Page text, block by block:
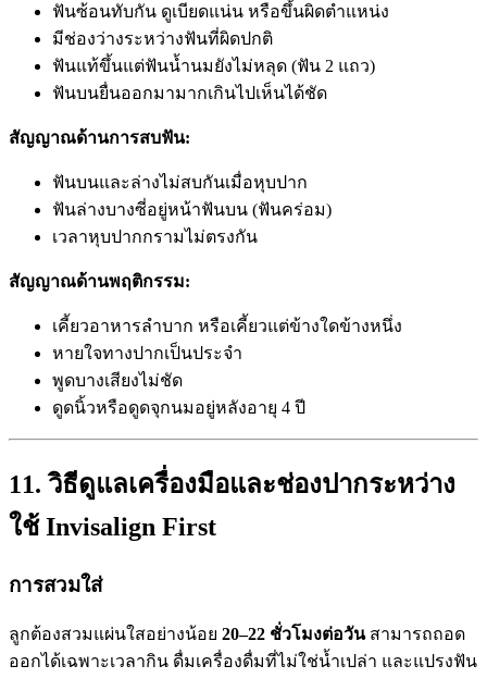
ฟันซ้อนทับกัน ดูเบียดแน่น หรือขึ้นผิดตำแหน่ง
มีช่องว่างระหว่างฟันที่ผิดปกติ
ฟันแท้ขึ้นแต่ฟันน้ำนมยังไม่หลุด (ฟัน 2 แถว)
ฟันบนยื่นออกมามากเกินไปเห็นได้ชัด
สัญญาณด้านการสบฟัน:
ฟันบนและล่างไม่สบกันเมื่อหุบปาก
ฟันล่างบางซี่อยู่หน้าฟันบน (ฟันคร่อม)
เวลาหุบปากกรามไม่ตรงกัน
สัญญาณด้านพฤติกรรม:
เคี้ยวอาหารลำบาก หรือเคี้ยวแต่ข้างใดข้างหนึ่ง
หายใจทางปากเป็นประจำ
พูดบางเสียงไม่ชัด
ดูดนิ้วหรือดูดจุกนมอยู่หลังอายุ 4 ปี
11. วิธีดูแลเครื่องมือและช่องปากระหว่าง
ใช้ Invisalign First
การสวมใส่
ลูกต้องสวมแผ่นใสอย่างน้อย 20–22 ชั่วโมงต่อวันสามารถถอด
ออกได้เฉพาะเวลากิน ดื่มเครื่องดื่มที่ไม่ใช่น้ำเปล่า และแปรงฟัน